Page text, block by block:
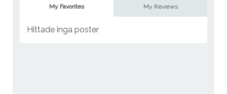
My Favorites My Reviews
Hittade inga poster